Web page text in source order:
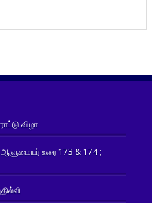
விழா
உரை 173 & 174 ;